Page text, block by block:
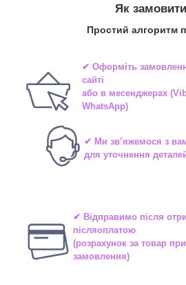
Як
Простий алгоритм
✔ Оформіть
сайті
або в месенджерах
WhatsApp)
✔ Ми зв’яжемося з
для уточнення
✔ Відправимо після
післяоплатою
(розрахунок за товар
замовлення)